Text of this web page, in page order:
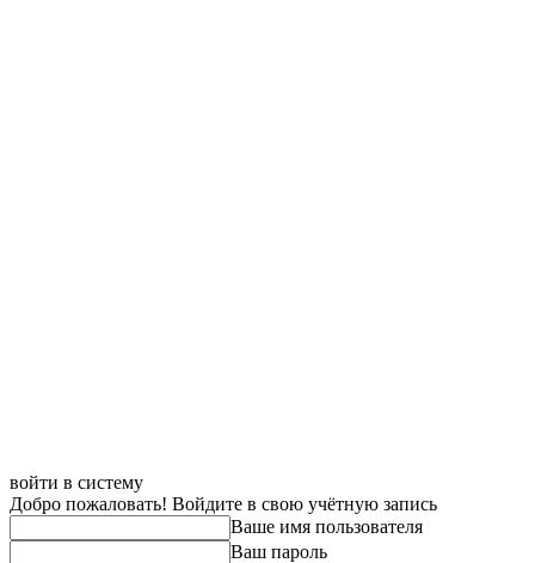
войти в систему
Добро пожаловать! Войдите в свою учётную запись
Ваше имя пользователя
Ваш пароль